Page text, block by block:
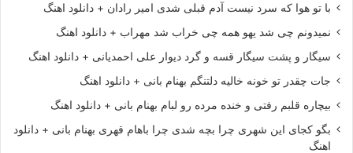
با تو هوا که سرد نیست آدم قبلی شدی امیر رادان + دانلود اهنگ
نمیدونم چی شد یهو همه چی خراب شد مهراب + دانلود اهنگ
سیگار و پشت سیگار قسه و گرد دیوار علی احمدیانی + دانلود اهنگ
جات چقدر تو خونه خالیه دلتنگم بهنام بانی + دانلود اهنگ
بیچاره قلبم رفتی و خنده مرده رو لبام بهنام بانی + دانلود اهنگ
بگو کجای این شهری چرا بچه شدی چرا باهام قهری بهنام بانی + دانلود
اهنگ